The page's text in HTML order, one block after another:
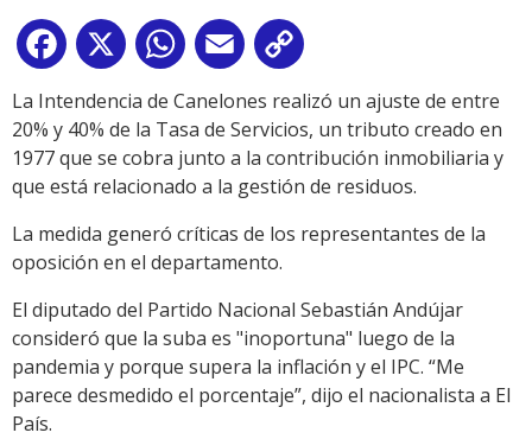
Facebook
X WhatsApp
Email
Link
La Intendencia de Canelones realizó un ajuste de entre
20% y 40% de la Tasa de Servicios, un tributo creado en
1977 que se cobra junto a la contribución inmobiliaria y
que está relacionado a la gestión de residuos.
La medida generó críticas de los representantes de la
oposición en el departamento.
El diputado del Partido Nacional Sebastián Andújar
consideró que la suba es "inoportuna" luego de la
pandemia y porque supera la inflación y el IPC. “Me
parece desmedido el porcentaje”, dijo el nacionalista a El
País.